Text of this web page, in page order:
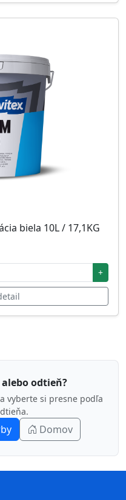
biela 10L / 17,1KG
+
odtieň?
vyberte si presne podľa
Domov